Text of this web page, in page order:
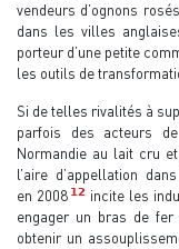
vendeurs d’ognons
dans les villes
porteur d’une petite
les outils de
Si de telles rivalités à
parfois des acteurs
Normandie au lait cru
l’aire d’appellation
en 2008 12 incite les
engager un bras de
obtenir un